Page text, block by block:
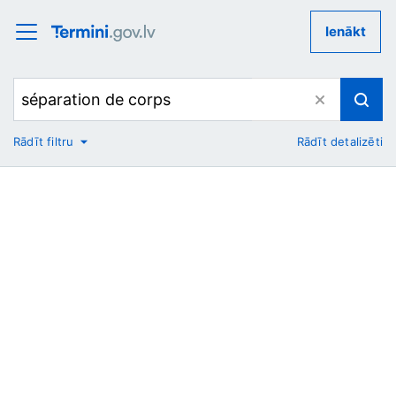
Ienākt
No
Rādīt filtru Rādīt detalizēti